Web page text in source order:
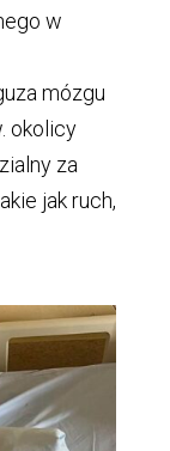
w
mózgu
okolicy
za
jak ruch,